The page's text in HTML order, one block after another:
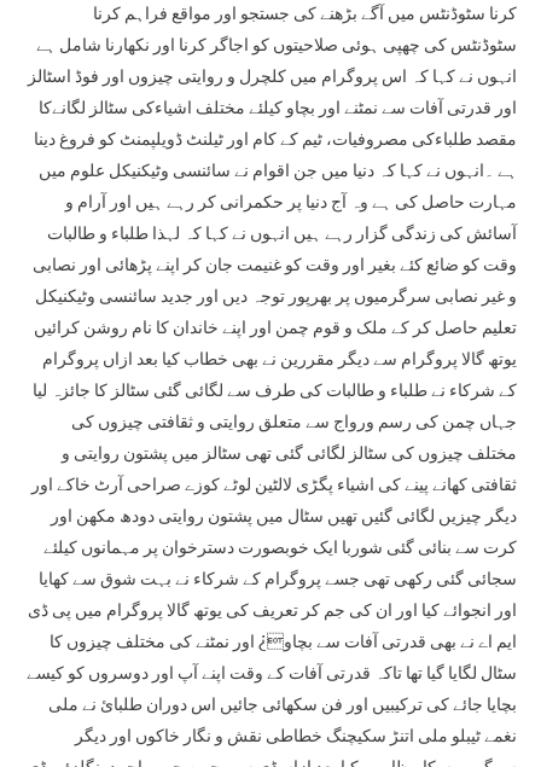
کرنا سٹوڈنٹس میں آگے بڑھنے کی جستجو اور مواقع فراہم کرنا
سٹوڈنٹس کی چھپی ہوئی صلاحیتوں کو اجاگر کرنا اور نکھارنا شامل ہے
انہوں نے کہا کہ اس پروگرام میں کلچرل و روایتی چیزوں اور فوڈ اسٹالز
اور قدرتی آفات سے نمٹنے اور بچاو کیلئے مختلف اشیاءکی سٹالز لگانےکا
مقصد طلباءکی مصروفیات، ٹیم کے کام اور ٹیلنٹ ڈویلپمنٹ کو فروغ دینا
ہے ۔انہوں نے کہا کہ دنیا میں جن اقوام نے سائنسی وٹیکنیکل علوم میں
مہارت حاصل کی ہے وہ آج دنیا پر حکمرانی کر رہے ہیں اور آرام و
آسائش کی زندگی گزار رہے ہیں انہوں نے کہا کہ لہذا طلباء و طالبات
وقت کو ضائع کئے بغیر اور وقت کو غنیمت جان کر اپنے پڑھائی اور نصابی
و غیر نصابی سرگرمیوں پر بھرپور توجہ دیں اور جدید سائنسی وٹیکنیکل
تعلیم حاصل کر کے ملک و قوم چمن اور اپنے خاندان کا نام روشن کرائیں
یوتھ گالا پروگرام سے دیگر مقررین نے بھی خطاب کیا بعد ازاں پروگرام
کے شرکاء نے طلباء و طالبات کی طرف سے لگائی گئی سٹالز کا جائزہ لیا
جہاں چمن کی رسم ورواج سے متعلق روایتی و ثقافتی چیزوں کی
مختلف چیزوں کی سٹالز لگائی گئی تھی سٹالز میں پشتون روایتی و
ثقافتی کھانے پینے کی اشیاء پگڑی لالٹین لوٹے کوزے صراحی آرٹ خاکے اور
دیگر چیزیں لگائی گئیں تھیں سٹال میں پشتون روایتی دودھ مکھن اور
کرت سے بنائی گئی شوربا ایک خوبصورت دسترخوان پر مہمانوں کیلئے
سجائی گئی رکھی تھی جسے پروگرام کے شرکاء نے بہت شوق سے کھایا
اور انجوائے کیا اور ان کی جم کر تعریف کی یوتھ گالا پروگرام میں پی ڈی
ایم اے نے بھی قدرتی آفات سے بچاو¿ اور نمٹنے کی مختلف چیزوں کا
سٹال لگایا گیا تھا تاکہ قدرتی آفات کے وقت اپنے آپ اور دوسروں کو کیسے
بچایا جائے کی ترکیبیں اور فن سکھائی جائیں اس دوران طلبائ نے ملی
نغمے ٹیبلو ملی اتنڑ سکیچنگ خطاطی نقش و نگار خاکوں اور دیگر